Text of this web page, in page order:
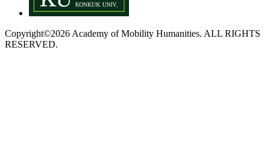
Copyright©2026 Academy of Mobility Humanities. ALL RIGHTS
RESERVED.